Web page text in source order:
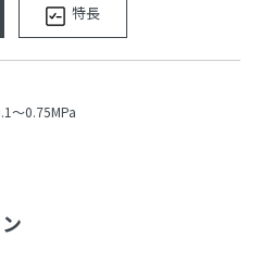
特長
〜0.75MPa